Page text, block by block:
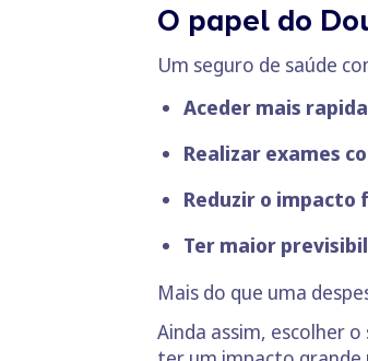
O papel do
Um seguro de saúde
Aceder mais
Realizar exames
Reduzir o
Ter maior
Mais do que uma
Ainda assim, escolher